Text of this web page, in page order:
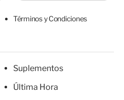
Términos y Condiciones
Suplementos
Última Hora